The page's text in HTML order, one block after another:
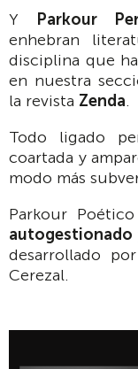
Y Parkour
enhebran
disciplina que
en nuestra
la revista Zenda.
Todo ligado
coartada y
modo más
Parkour
autogestionado
desarrollado
Cerezal.